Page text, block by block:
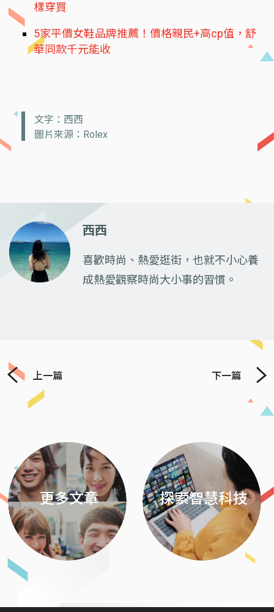
樣穿買
5家平價女鞋品牌推薦！價格親民+高cp值，舒
華同款千元能收
文字：西西
圖片來源：Rolex
西西
喜歡時尚、熱愛逛街，也就不小心養
成熱愛觀察時尚大小事的習慣。
上一篇 下一篇
更多文章 探索智慧科技
Next